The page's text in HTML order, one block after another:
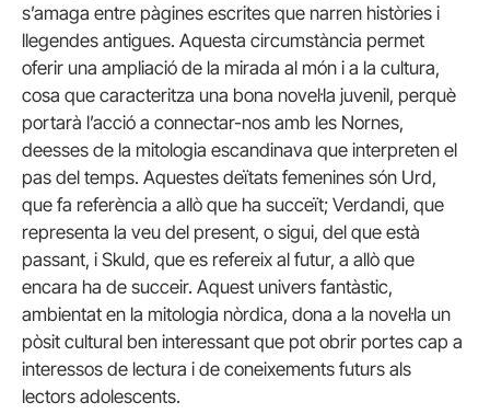
s’amaga entre pàgines escrites que narren històries i
llegendes antigues. Aquesta circumstància permet
oferir una ampliació de la mirada al món i a la cultura,
cosa que caracteritza una bona novel·la juvenil, perquè
portarà l’acció a connectar-nos amb les Nornes,
deesses de la mitologia escandinava que interpreten el
pas del temps. Aquestes deïtats femenines són Urd,
que fa referència a allò que ha succeït; Verdandi, que
representa la veu del present, o sigui, del que està
passant, i Skuld, que es refereix al futur, a allò que
encara ha de succeir. Aquest univers fantàstic,
ambientat en la mitologia nòrdica, dona a la novel·la un
pòsit cultural ben interessant que pot obrir portes cap a
interessos de lectura i de coneixements futurs als
lectors adolescents.